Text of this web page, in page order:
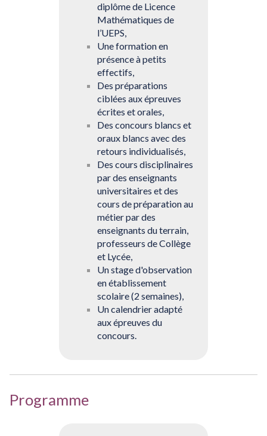
diplôme de Licence
Mathématiques de
l’UEPS,
Une formation en
présence à petits
effectifs,
Des préparations
ciblées aux épreuves
écrites et orales,
Des concours blancs et
oraux blancs avec des
retours individualisés,
Des cours disciplinaires
par des enseignants
universitaires et des
cours de préparation au
métier par des
enseignants du terrain,
professeurs de Collège
et Lycée,
Un stage d'observation
en établissement
scolaire (2 semaines),
Un calendrier adapté
aux épreuves du
concours.
Programme